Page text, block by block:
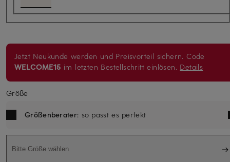
Jetzt Neukunde werden und Preisvorteil sichern. Code
WELCOME15 im letzten Bestellschritt einlösen. Details
Größe
Größenberater: so passt es perfekt
Bitte Größe wählen